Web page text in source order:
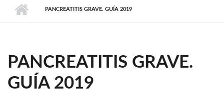
PANCREATITIS GRAVE. GUÍA 2019
PANCREATITIS GRAVE.
GUÍA 2019